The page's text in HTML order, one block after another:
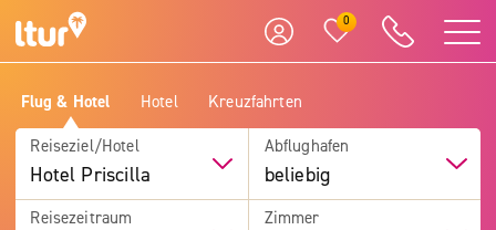
0
Flug & Hotel Hotel Kreuzfahrten
Reiseziel/Hotel
Hotel Priscilla
Abflughafen
beliebig
Reisezeitraum Zimmer